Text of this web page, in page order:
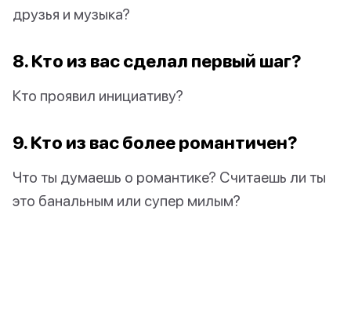
друзья и музыка?
8. Кто из вас сделал первый шаг?
Кто проявил инициативу?
9. Кто из вас более романтичен?
Что ты думаешь о романтике? Считаешь ли ты
это банальным или супер милым?